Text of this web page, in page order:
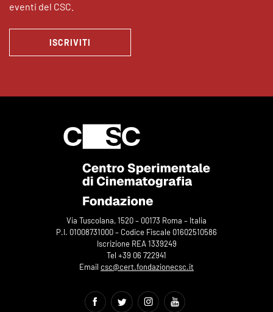
eventi del CSC.
ISCRIVITI
Via Tuscolana, 1520 – 00173 Roma – Italia
P.I. 01008731000 – Codice Fiscale 01602510586
Iscrizione REA 1339249
Tel +39 06 722941
Email csc@cert.fondazionecsc.it